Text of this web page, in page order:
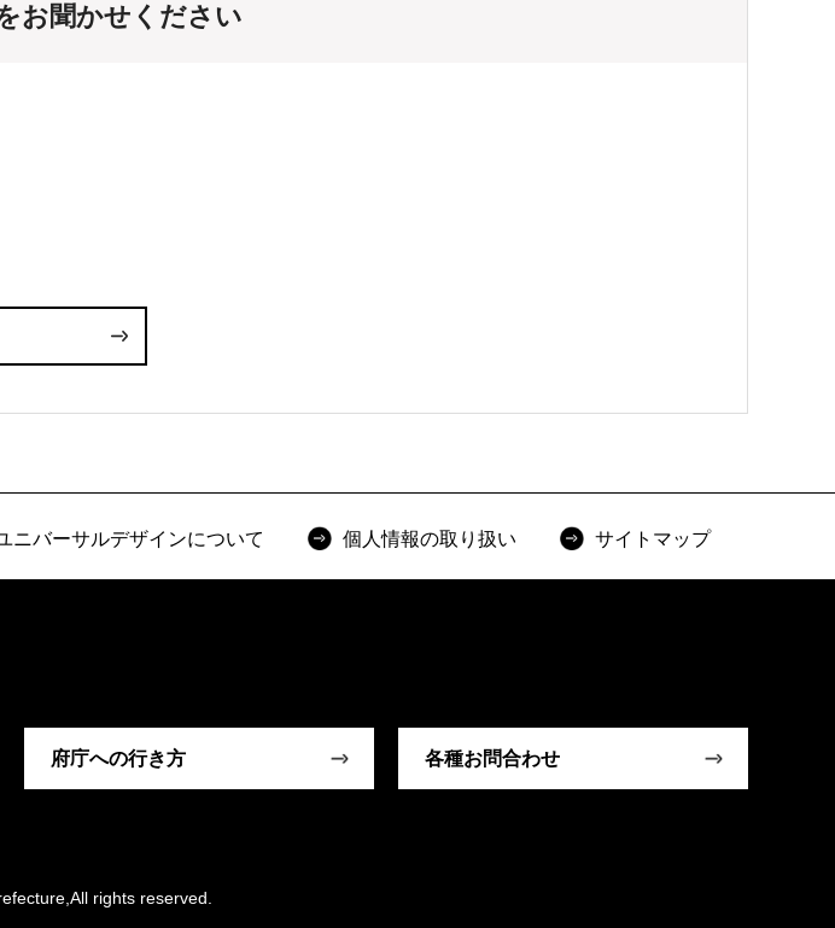
お聞かせください
ニバーサルデザインについて 個人情報の取り扱い サイトマップ
府庁への行き方 各種お問合わせ
rights reserved.